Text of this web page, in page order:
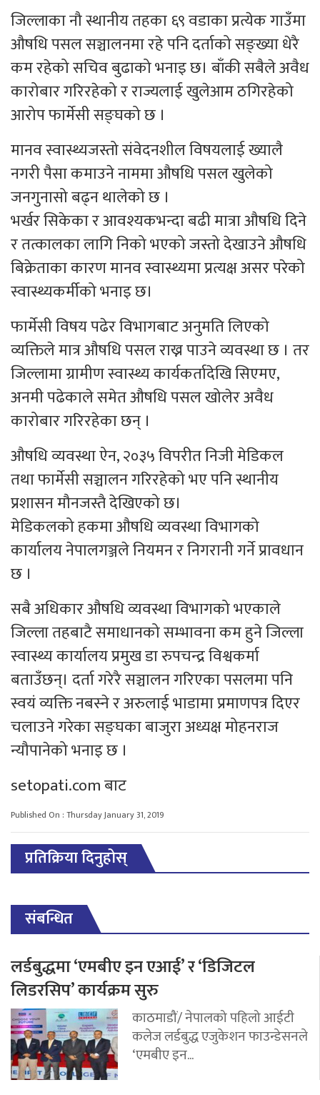
जिल्लाका नौ स्थानीय तहका ६९ वडाका प्रत्येक गाउँमा
औषधि पसल सञ्चालनमा रहे पनि दर्ताको सङ्ख्या धेरै
कम रहेको सचिव बुढाको भनाइ छ। बाँकी सबैले अवैध
कारोबार गरिरहेको र राज्यलाई खुलेआम ठगिरहेको
आरोप फार्मेसी सङ्घको छ ।
मानव स्वास्थ्यजस्तो संवेदनशील विषयलाई ख्यालै
नगरी पैसा कमाउने नाममा औषधि पसल खुलेको
जनगुनासो बढ्न थालेको छ ।
भर्खर सिकेका र आवश्यकभन्दा बढी मात्रा औषधि दिने
र तत्कालका लागि निको भएको जस्तो देखाउने औषधि
बिक्रेताका कारण मानव स्वास्थ्यमा प्रत्यक्ष असर परेको
स्वास्थ्यकर्मीको भनाइ छ।
फार्मेसी विषय पढेर विभागबाट अनुमति लिएको
व्यक्तिले मात्र औषधि पसल राख्न पाउने व्यवस्था छ । तर
जिल्लामा ग्रामीण स्वास्थ्य कार्यकर्तादेखि सिएमए,
अनमी पढेकाले समेत औषधि पसल खोलेर अवैध
कारोबार गरिरहेका छन् ।
औषधि व्यवस्था ऐन, २०३५ विपरीत निजी मेडिकल
तथा फार्मेसी सञ्चालन गरिरहेको भए पनि स्थानीय
प्रशासन मौनजस्तै देखिएको छ।
मेडिकलको हकमा औषधि व्यवस्था विभागको
कार्यालय नेपालगञ्जले नियमन र निगरानी गर्ने प्रावधान
छ ।
सबै अधिकार औषधि व्यवस्था विभागको भएकाले
जिल्ला तहबाटै समाधानको सम्भावना कम हुने जिल्ला
स्वास्थ्य कार्यालय प्रमुख डा रुपचन्द्र विश्वकर्मा
बताउँछन्। दर्ता गरेरै सञ्चालन गरिएका पसलमा पनि
स्वयं व्यक्ति नबस्ने र अरुलाई भाडामा प्रमाणपत्र दिएर
चलाउने गरेका सङ्घका बाजुरा अध्यक्ष मोहनराज
न्यौपानेको भनाइ छ ।
setopati.com बाट
Published On : Thursday January 31, 2019
प्रतिक्रिया दिनुहोस्
संबन्धित
लर्डबुद्धमा ‘एमबीए इन एआई’ र ‘डिजिटल
लिडरसिप’ कार्यक्रम सुरु
काठमाडौं/ नेपालको पहिलो आईटी
कलेज लर्डबुद्ध एजुकेशन फाउन्डेसनले
‘एमबीए इन...